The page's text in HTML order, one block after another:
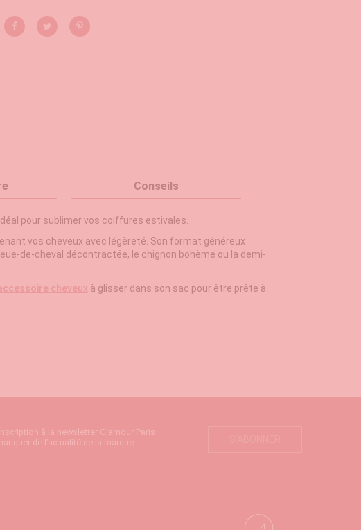
Conseils
pour sublimer vos coiffures estivales.
vos cheveux avec légèreté. Son format généreux
de-cheval décontractée, le chignon bohème ou la demi-
cheveux à glisser dans son sac pour être prête à
à la newsletter Glamour Paris
de l’actualité de la marque